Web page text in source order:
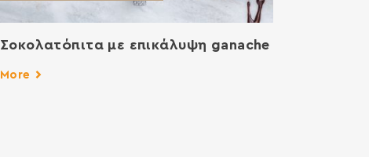
Σοκολατόπιτα με επικάλυψη ganache
More